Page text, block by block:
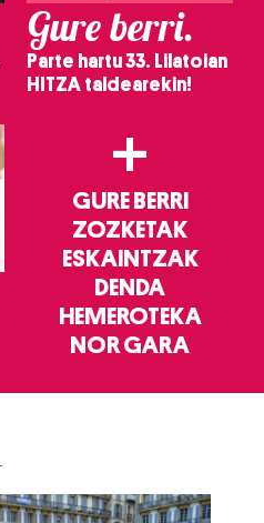
Gure berri.
Parte hartu 33. Lilatoian
HITZA taldearekin!
+
GURE BERRI
ZOZKETAK
ESKAINTZAK
DENDA
HEMEROTEKA
NOR GARA